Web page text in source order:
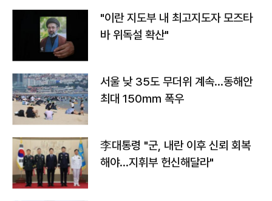
"이란 지도부 내 최고지도자 모즈타
바 위독설 확산"
서울 낮 35도 무더위 계속…동해안
최대 150㎜ 폭우
李대통령 "군, 내란 이후 신뢰 회복
해야…지휘부 헌신해달라"